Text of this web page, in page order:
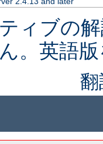
ィブの
。英語